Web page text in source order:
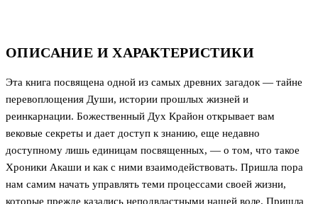
ОПИСАНИЕ И ХАРАКТЕРИСТИКИ
Эта книга посвящена одной из самых древних загадок — тайне
перевоплощения Души, истории прошлых жизней и
реинкарнации. Божественный Дух Крайон открывает вам
вековые секреты и дает доступ к знанию, еще недавно
доступному лишь единицам посвященных, — о том, что такое
Хроники Акаши и как с ними взаимодействовать. Пришла пора
нам самим начать управлять теми процессами своей жизни,
которые прежде казались неподвластными нашей воле. Пришла